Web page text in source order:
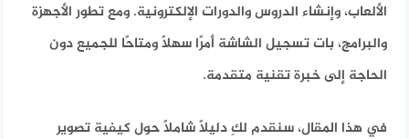
الألعاب، وإنشاء الدروس والدورات الإلكترونية. ومع تطور الأجهزة
والبرامج، بات تسجيل الشاشة أمرًا سهلًا ومتاحًا للجميع دون
الحاجة إلى خبرة تقنية متقدمة.
في هذا المقال، سنقدم لكِ دليلًا شاملًا حول كيفية تصوير